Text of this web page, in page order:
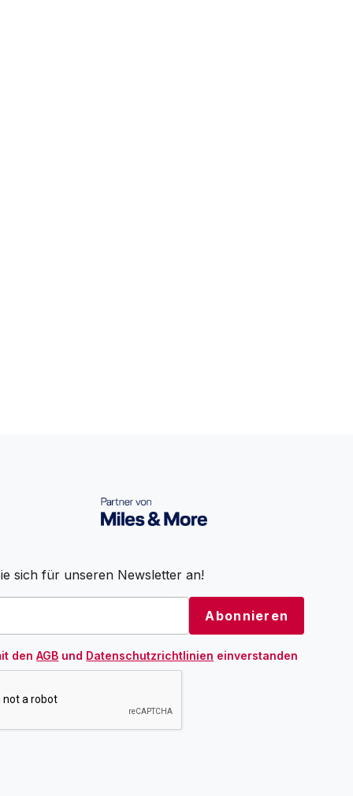
sich für unseren Newsletter an!
denAGB und Datenschutzrichtlinien einverstanden